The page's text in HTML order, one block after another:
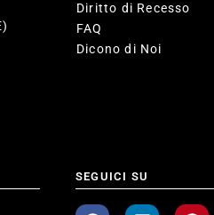
Diritto di Recesso
FAQ
Dicono di Noi
SEGUICI SU